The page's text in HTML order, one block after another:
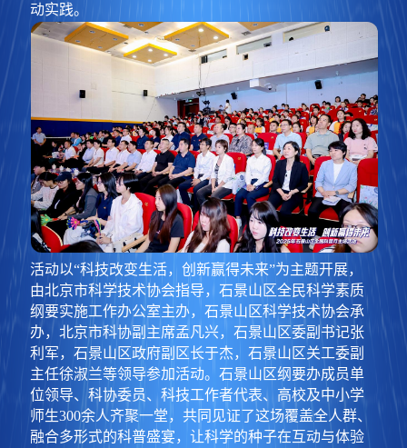
动实践。
活动以“科技改变生活，创新赢得未来”为主题开展，
由北京市科学技术协会指导，石景山区全民科学素质
纲要实施工作办公室主办，石景山区科学技术协会承
办，北京市科协副主席孟凡兴，石景山区委副书记张
利军，石景山区政府副区长于杰，石景山区关工委副
主任徐淑兰等领导参加活动。石景山区纲要办成员单
位领导、科协委员、科技工作者代表、高校及中小学
师生300余人齐聚一堂，共同见证了这场覆盖全人群、
融合多形式的科普盛宴，让科学的种子在互动与体验